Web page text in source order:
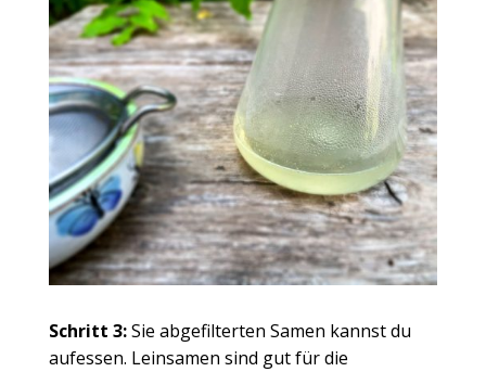
Schritt 3:Sie abgefilterten Samen kannst du
aufessen. Leinsamen sind gut für die